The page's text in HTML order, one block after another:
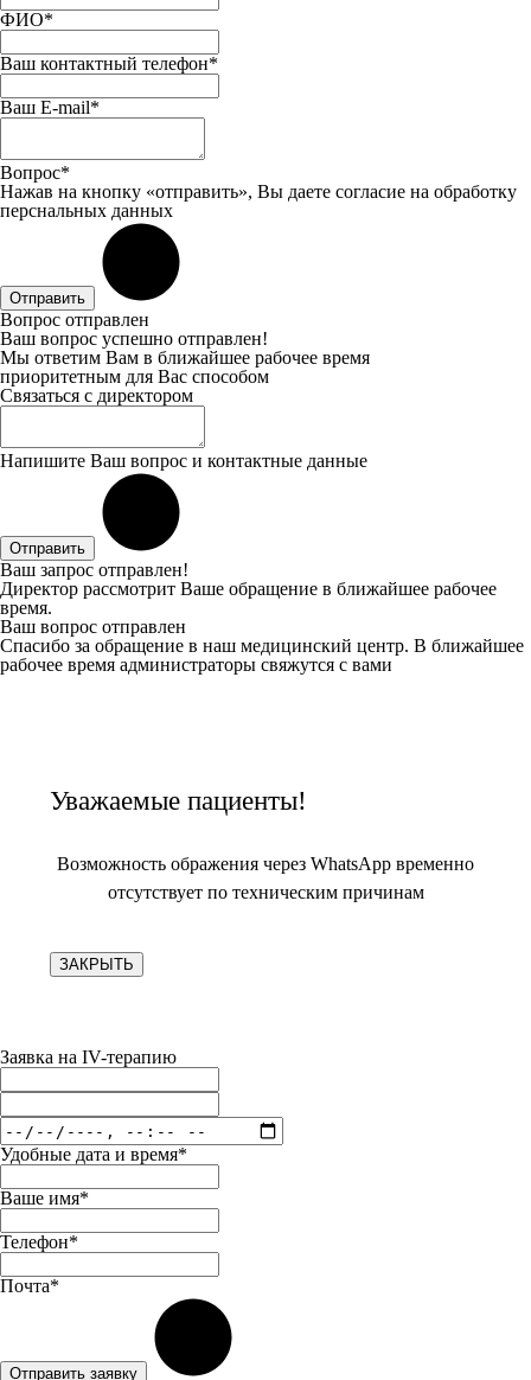
ФИО*
Ваш контактный телефон*
Ваш E-mail*
Вопрос*
Нажав на кнопку «отправить», Вы даете согласие на обработку
перснальных данных
Отправить
Вопрос отправлен
Ваш вопрос успешно отправлен!
Мы ответим Вам в ближайшее рабочее время
приоритетным для Вас способом
Связаться с директором
Напишите Ваш вопрос и контактные данные
Отправить
Ваш запрос отправлен!
Директор рассмотрит Ваше обращение в ближайшее рабочее
время.
Ваш вопрос отправлен
Спасибо за обращение в наш медицинский центр. В ближайшее
рабочее время администраторы свяжутся с вами
Уважаемые пациенты!
Возможность ображения через WhatsApp временно
отсутствует по техническим причинам
ЗАКРЫТЬ
Заявка на IV-терапию
Удобные дата и время*
Ваше имя*
Телефон*
Почта*
Отправить заявку